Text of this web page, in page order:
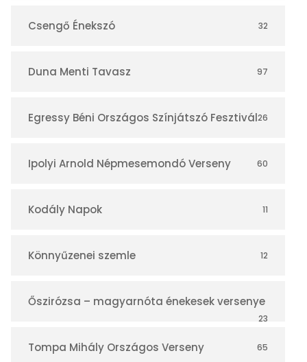
á
r
Csengő Énekszó 32
Duna Menti Tavasz 97
Egressy Béni Országos Színjátszó Fesztivál26
Ipolyi Arnold Népmesemondó Verseny 60
Kodály Napok 11
Könnyűzenei szemle 12
Őszirózsa – magyarnóta énekesek versenye
23
Tompa Mihály Országos Verseny 65